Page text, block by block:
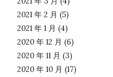
2021 年 2 月 (5)
2021 年 1 月 (4)
2020 年 12 月 (6)
2020 年 11 月 (3)
2020 年 10 月 (17)